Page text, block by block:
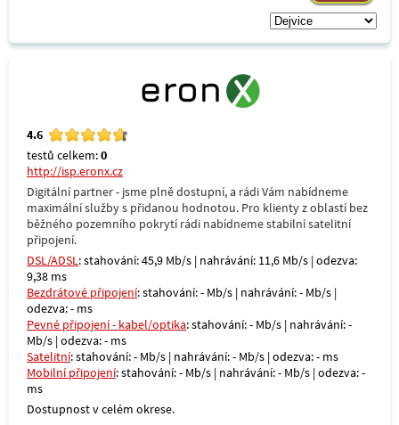
4.6
testů celkem:0
http://isp.eronx.cz
Digitální partner - jsme plně dostupní, a rádi Vám nabídneme
maximální služby s přidanou hodnotou. Pro klienty z oblastí bez
běžného pozemního pokrytí rádi nabídneme stabilní satelitní
připojení.
DSL/ADSL: stahování: 45,9 Mb/s | nahrávání: 11,6 Mb/s | odezva:
9,38 ms
Bezdrátové připojení: stahování: - Mb/s | nahrávání: - Mb/s |
odezva: - ms
Pevné připojení - kabel/optika: stahování: - Mb/s | nahrávání: -
Mb/s | odezva: - ms
Satelitní: stahování: - Mb/s | nahrávání: - Mb/s | odezva: - ms
Mobilní připojení: stahování: - Mb/s | nahrávání: - Mb/s | odezva: -
ms
Dostupnost v celém okrese.